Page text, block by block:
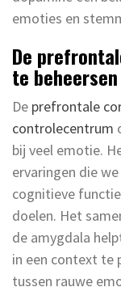
emoties en
De
te beheersen
De prefrontale
controlecentrum
bij veel emotie.
ervaringen die
cognitieve
doelen. Het
de amygdala
in een context te
tussen rauwe